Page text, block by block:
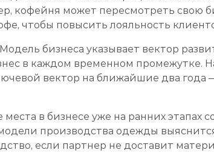
кофейня может пересмотреть свою
чтобы повысить лояльность
Модель бизнеса указывает вектор
в каждом временном промежутке.
вектор на ближайшие два
в бизнесе уже на ранних этапах
производства одежды
если партнер не доставит